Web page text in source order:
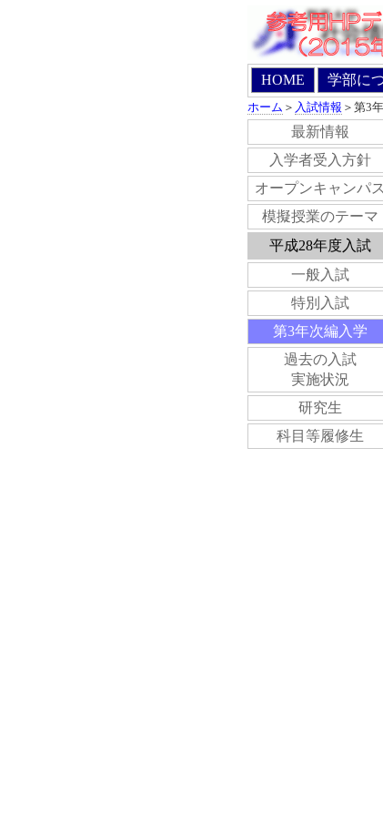
HOME 学部に
ホーム ＞ 入試情報 ＞第3
最新情報
入学者受入方針
オープンキャンパス
模擬授業のテーマ
平成28年度入試
一般入試
特別入試
第3年次編入学
過去の入試
実施状況
研究生
科目等履修生